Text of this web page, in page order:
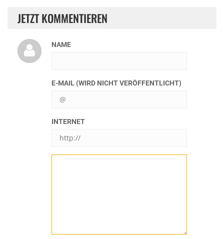
JETZT KOMMENTIEREN
NAME
E-MAIL (WIRD NICHT VERÖFFENTLICHT)
INTERNET